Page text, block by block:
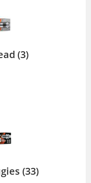
(3)
(33)